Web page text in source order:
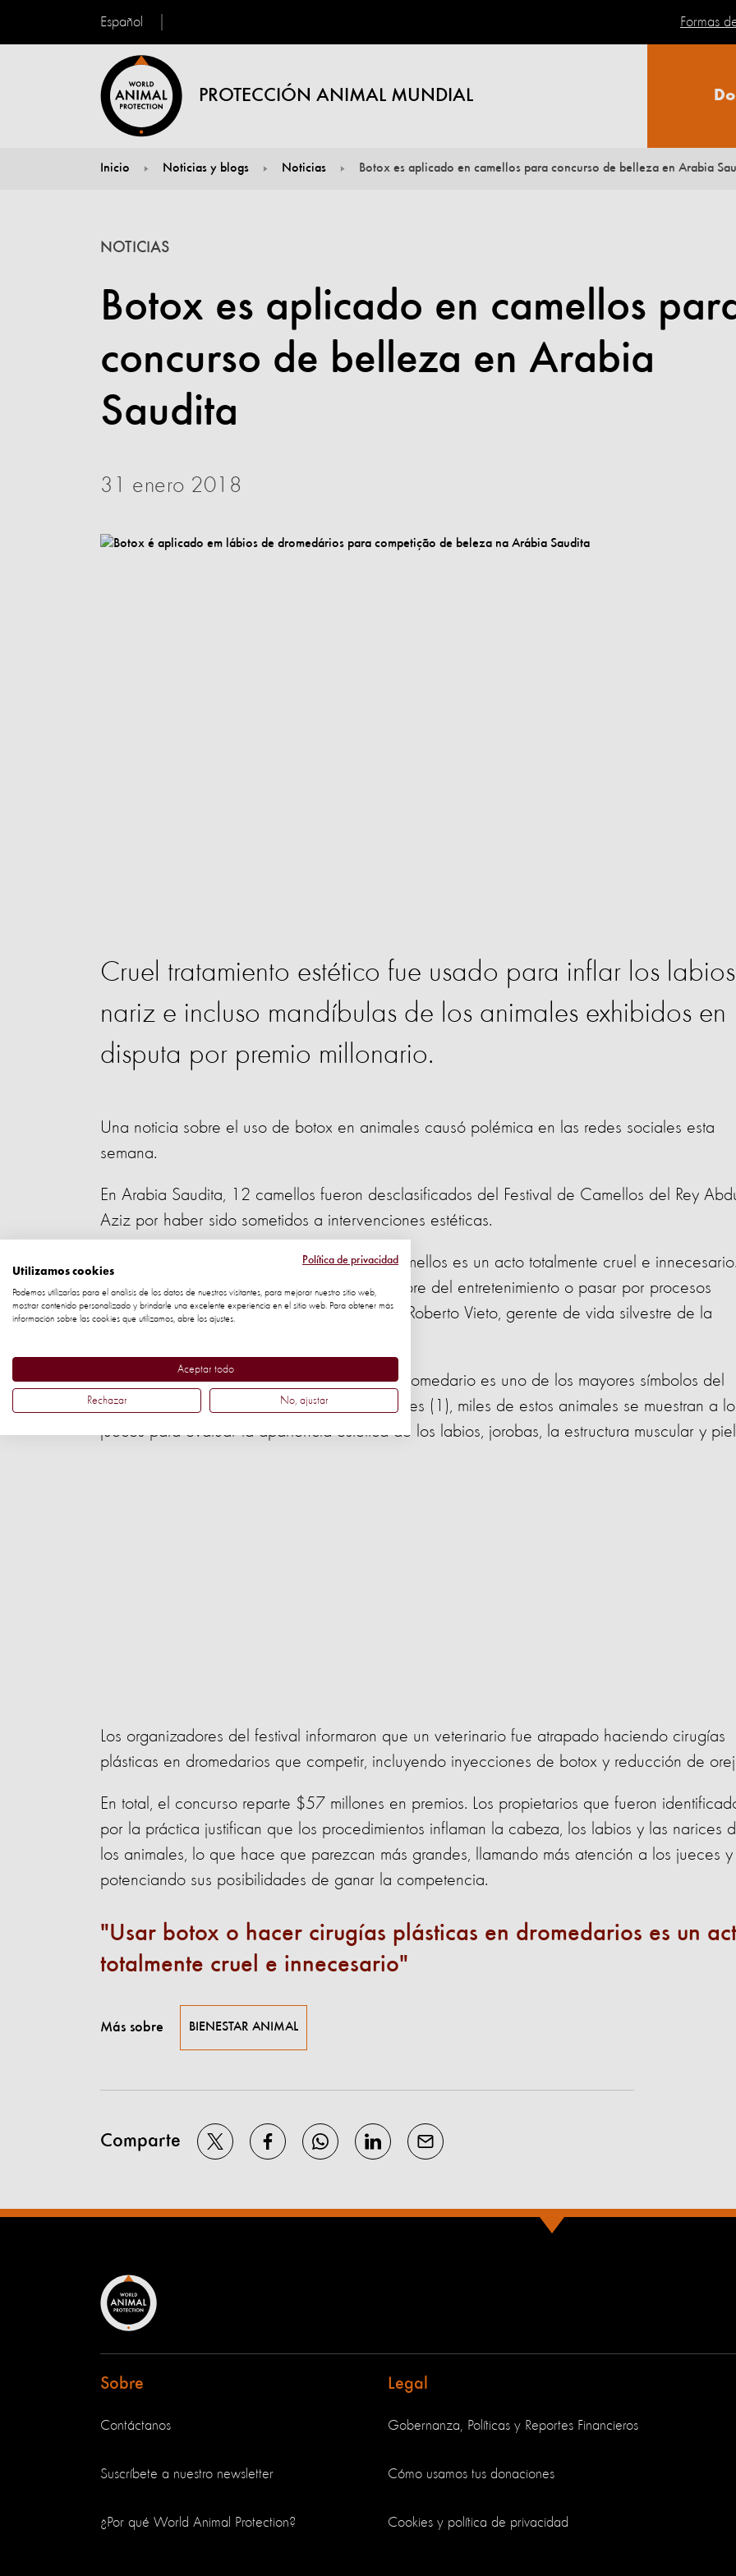
Español
PROTECCIÓN ANIMAL MUNDIAL
Formas
Inicio Noticias y blogs Noticias Botox es aplicado en camellos para concurso de belleza en Arabia
Botox es aplicado en camellos
concurso de belleza en Arabia
Saudita
NOTICIAS
31 enero 2018
Cruel tratamiento estético fue usado para inflar los
nariz e incluso mandíbulas de los animales exhibidos en
disputa por premio millonario.
Una noticia sobre el uso de botox en animales causó polémica en las redes sociales esta
semana.
En Arabia Saudita, 12 camellos fueron desclasificados del Festival de Camellos del Rey
Aziz por haber sido sometidos a intervenciones estéticas.
"Usar botox o hacer cirugías plásticas en camellos es un acto totalmente cruel e
Los animales no deben sufrir abusos en nombre del entretenimiento o pasar por procesos
quirúrgicos sólo por motivos estéticos ", dice Roberto Vieto, gerente de vida silvestre de la
También conocido como camello árabe, el dromedario es uno de los mayores símbolos del
país. Durante el festival, que concluye el jueves (1), miles de estos animales se muestran a
jueces para evaluar la apariencia estética de los labios, jorobas, la estructura muscular y
Los organizadores del festival informaron que un veterinario fue atrapado haciendo cirugías
plásticas en dromedarios que competir, incluyendo inyecciones de botox y reducción de
En total, el concurso reparte $57 millones en premios. Los propietarios que fueron
por la práctica justifican que los procedimientos inflaman la cabeza, los labios y las narices
los animales, lo que hace que parezcan más grandes, llamando más atención a los jueces y
potenciando sus posibilidades de ganar la competencia.
Usar botox o hacer cirugías plásticas en dromedarios es un
totalmente cruel e innecesario
Más sobre BIENESTAR ANIMAL
Comparte
Sobre
Contáctanos
Suscríbete a nuestro newsletter
¿Por qué World Animal Protection?
Legal
Gobernanza, Políticas y Reportes Financieros
Cómo usamos tus donaciones
Cookies y política de privacidad
Política de privacidad
Utilizamos cookies
Podemos utilizarlas para el análisis de los datos de nuestros visitantes, para mejorar nuestro sitio web,
mostrar contenido personalizado y brindarle una excelente experiencia en el sitio web. Para obtener más
información sobre las cookies que utilizamos, abre los ajustes.
Aceptar todo
Rechazar No, ajustar